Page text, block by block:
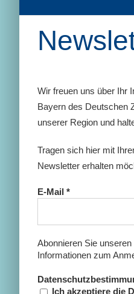
Wir freuen uns über Ihr
Bayern des Deutschen
unserer Region und
Tragen sich hier mit
Newsletter erhalten
E-Mail *
Abonnieren Sie
Informationen zum
Ich akzeptiere die